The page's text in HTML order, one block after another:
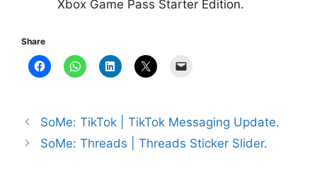
Xbox Game Pass Starter Edition.
Share
SoMe: TikTok | TikTok Messaging Update.
SoMe: Threads | Threads Sticker Slider.